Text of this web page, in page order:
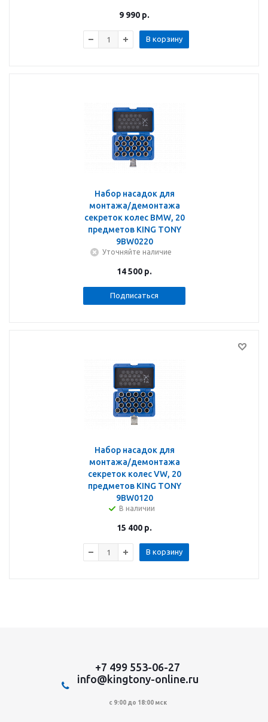
9 990 р.
В корзину
Набор насадок для
монтажа/демонтажа
секреток колес BMW, 20
предметов KING TONY
9BW0220
Уточняйте наличие
14 500 р.
Подписаться
Набор насадок для
монтажа/демонтажа
секреток колес VW, 20
предметов KING TONY
9BW0120
В наличии
15 400 р.
В корзину
+7 499 553-06-27
info@kingtony-online.ru
с 9:00 до 18:00 мск